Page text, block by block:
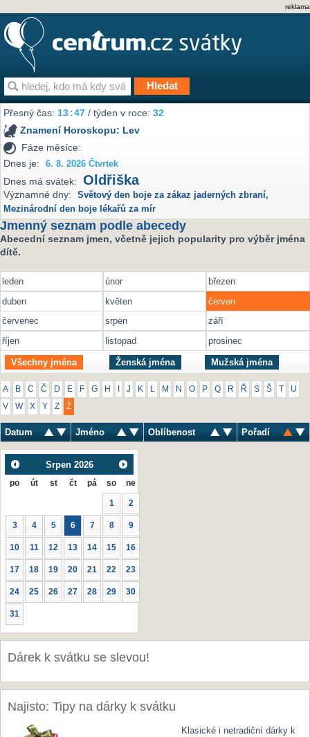
reklama
Přesný čas:13:47 / týden v roce:32
Znamení Horoskopu: Lev
Fáze měsíce:
Dnes je:
6. 8. 2026 Čtvrtek
Dnes má svátek: Oldřiška
Významné dny: Světový den boje za zákaz jaderných zbraní,
Mezinárodní den boje lékařů za mír
Jmenný seznam podle abecedy
Abecední seznam jmen, včetně jejich popularity pro výběr jména
dítě.
leden únor
březen
duben
květen
červen
červenec
srpen
září
říjen
listopad prosinec
Všechny jména Ženská jména Mužská jména
A B C Č D E F G H J K M N O P Q R Ř S Š U
V W X Y Z Ž
Datum Jméno Oblíbenost Pořadí
Srpen 2026
po út st čt pá so ne
1 2
3 4 5 6 7 8 9
10 11 12 13 14 15 16
17 18 19 20 21 22 23
24 25 26 27 28 29 30
31
Dárek k svátku se slevou!
Najisto: Tipy na dárky k svátku
Klasické i netradiční dárky k